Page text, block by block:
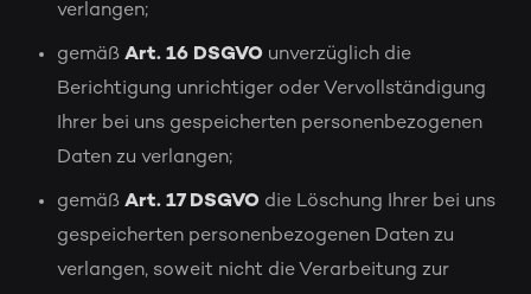
verlangen;
gemäß Art. 16 DSGVO unverzüglich die
Berichtigung unrichtiger oder Vervollständigung
Ihrer bei uns gespeicherten personenbezogenen
Daten zu verlangen;
gemäß Art. 17 DSGVO die Löschung Ihrer bei uns
gespeicherten personenbezogenen Daten zu
verlangen, soweit nicht die Verarbeitung zur